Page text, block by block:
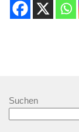
Suchen